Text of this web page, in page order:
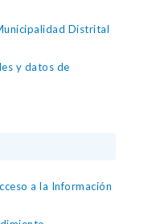
Distrital
y datos de
a la Información